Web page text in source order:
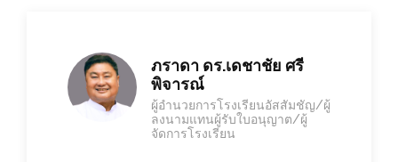
ภราดา ดร.เดชาชัย ศรี
พิจารณ์
ผู้อำนวยการโรงเรียนอัสสัมชัญ/ผู้
ลงนามแทนผู้รับใบอนุญาต/ผู้
จัดการโรงเรียน